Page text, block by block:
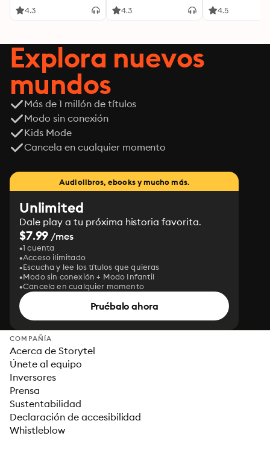
4.3 4.3 4.5
Explora nuevos
mundos
Más de 1 millón de títulos
Modo sin conexión
Kids Mode
Cancela en cualquier momento
Audiolibros, ebooks y mucho más.
Unlimited
Dale play a tu próxima historia favorita.
$7.99 /mes
1 cuenta
Acceso ilimitado
Escucha y lee los títulos que quieras
Modo sin conexión + Modo Infantil
Cancela en cualquier momento
Pruébalo ahora
COMPAÑÍA
Acerca de Storytel
Únete al equipo
Inversores
Prensa
Sustentabilidad
Declaración de accesibilidad
Whistleblow